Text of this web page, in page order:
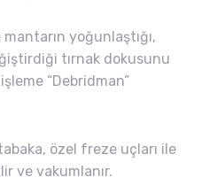
yoğunlaştığı,
tırnak dokusunu
“Debridman”
özel freze uçları ile
ve vakumlanır.